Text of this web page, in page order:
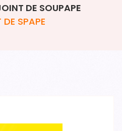
DE SOUPAPE
SPAPE